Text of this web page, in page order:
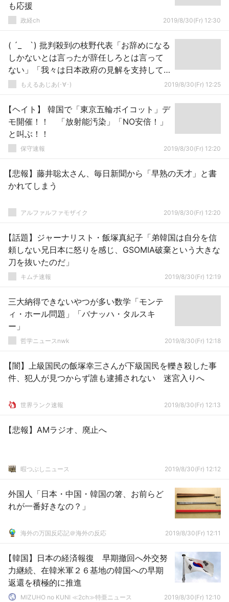
も応援
政経ch 2019/8/30(Fr) 12:30
( ´_ゝ`) 批判殺到の枝野代表「お辞めになる
しかないとは言ったが辞任しろとは言って
ない」「我々は日本政府の見解を支持して
いる！」外相批判発言を釈明
もえるあじあ(･∀･) 2019/8/30(Fr) 12:25
【ヘイト】 韓国で「東京五輪ボイコット」デ
モ開催！！ 「放射能汚染」「NO安倍！」
と叫ぶ！！
保守速報 2019/8/30(Fr) 12:20
【悲報】藤井聡太さん、毎日新聞から「早熟の天才」と書
かれてしまう
アルファルファモザイク 2019/8/30(Fr) 12:20
【話題】ジャーナリスト・飯塚真紀子「弟韓国は自分を信
頼しない兄日本に怒りを感じ、GSOMIA破棄という大きな
刀を抜いたのだ」
キムチ速報 2019/8/30(Fr) 12:19
三大納得できないやつが多い数学「モンテ
ィ・ホール問題」「バナッハ・タルスキ
ー」
哲学ニュースnwk 2019/8/30(Fr) 12:18
【闇】上級国民の飯塚幸三さんが下級国民を轢き殺した事
件、犯人が見つからず誰も逮捕されない 迷宮入りへ
世界ランク速報 2019/8/30(Fr) 12:13
【悲報】AMラジオ、廃止へ
暇つぶしニュース 2019/8/30(Fr) 12:12
外国人「日本・中国・韓国の箸、お前らど
れが一番好きなの？」
海外の万国反応記＠海外の反応 2019/8/30(Fr) 12:11
【韓国】日本の経済報復 早期撤回へ外交努
力継続、在韓米軍２６基地の韓国への早期
返還を積極的に推進
MIZUHO no KUNI ≪2ch≫特亜ニュース 2019/8/30(Fr) 12:10